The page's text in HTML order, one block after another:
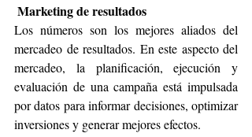
Marketing de resultados
Los números son los mejores aliados del
mercadeo de resultados. En este aspecto del
mercadeo, la planificación, ejecución y
evaluación de una campaña está impulsada
por datos para informar decisiones, optimizar
inversiones y generar mejores efectos.